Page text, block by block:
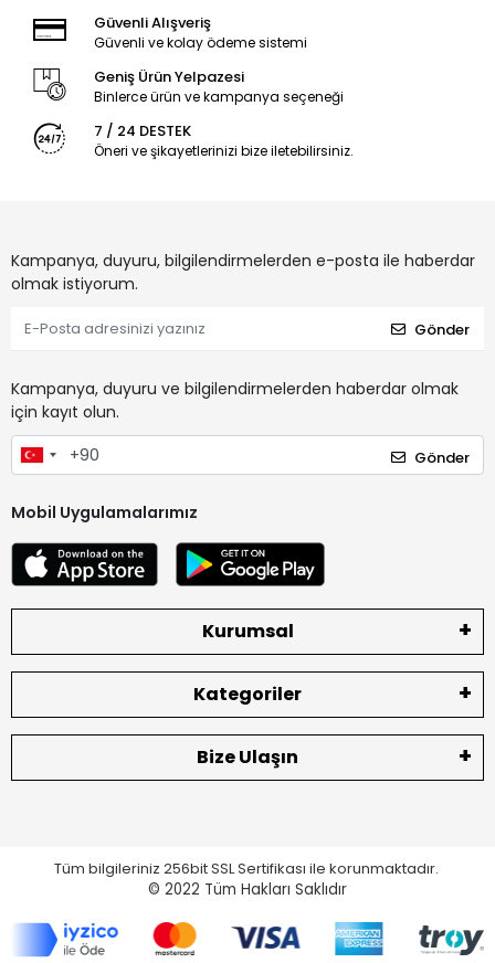
Güvenli Alışveriş
Güvenli ve kolay ödeme sistemi
Geniş Ürün Yelpazesi
Binlerce ürün ve kampanya seçeneği
7 / 24 DESTEK
Öneri ve şikayetlerinizi bize iletebilirsiniz.
Kampanya, duyuru, bilgilendirmelerden e-posta ile haberdar
olmak istiyorum.
Gönder
Kampanya, duyuru ve bilgilendirmelerden haberdar olmak
için kayıt olun.
Gönder
Mobil Uygulamalarımız
Kurumsal
Kategoriler
Bize Ulaşın
Tüm bilgileriniz 256bit SSL Sertifikası ile korunmaktadır.
© 2022 Tüm Hakları Saklıdır